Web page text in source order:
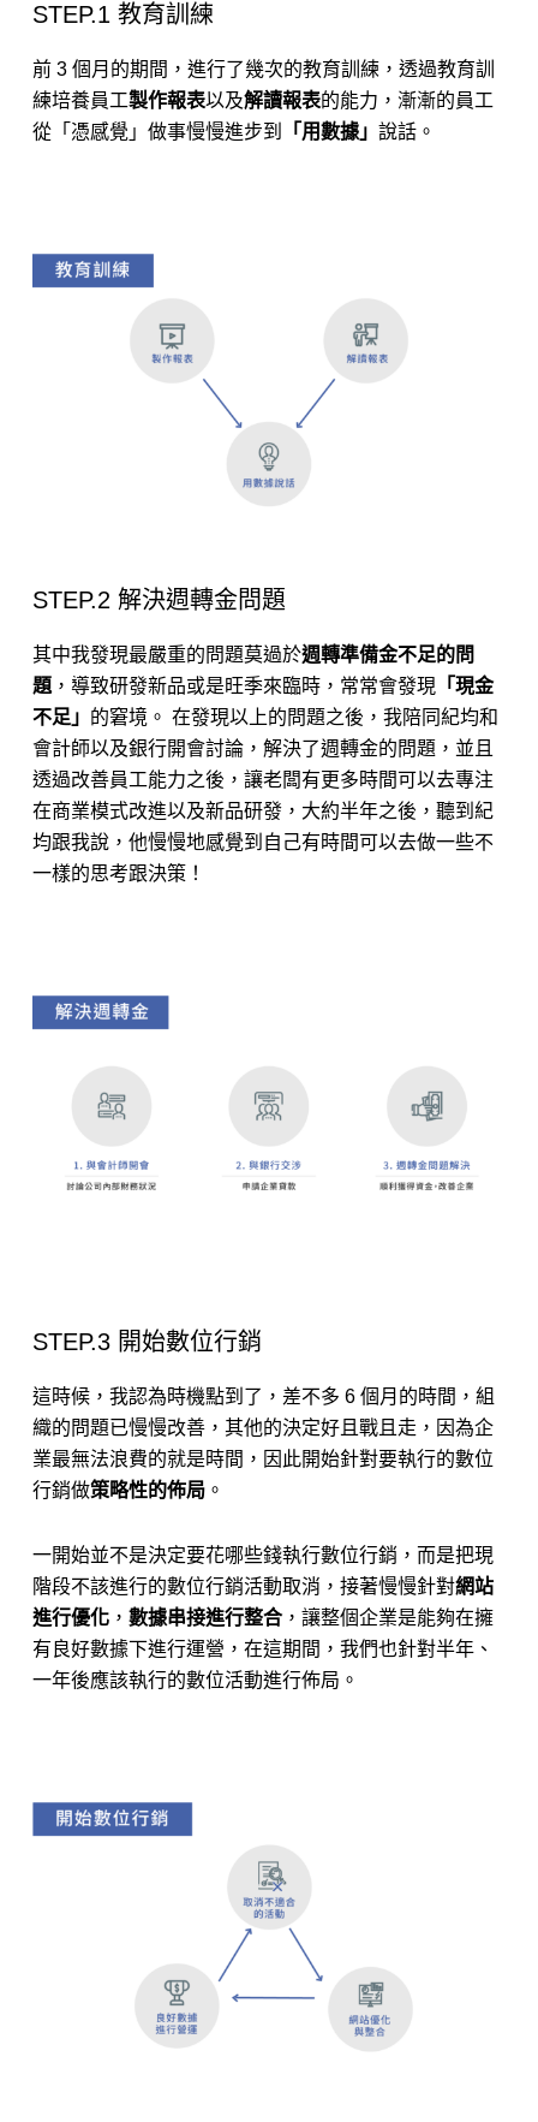
STEP.1 教育訓練
前 3 個月的期間，進行了幾次的教育訓練，透過教育訓
練培養員工製作報表以及解讀報表的能力，漸漸的員工
從「憑感覺」做事慢慢進步到
「用數據」 說話。
STEP.2 解決週轉金問題
其中我發現最嚴重的問題莫過於週轉準備金不足的問
題 ，導致研發新品或是旺季來臨時，常常會發現 「現金
不足」 的窘境。 在發現以上的問題之後，我陪同紀均和
會計師以及銀行開會討論，解決了週轉金的問題，並且
透過改善員工能力之後，讓老闆有更多時間可以去專注
在商業模式改進以及新品研發，大約半年之後，聽到紀
均跟我說，他慢慢地感覺到自己有時間可以去做一些不
一樣的思考跟決策！
STEP.3 開始數位行銷
這時候，我認為時機點到了，差不多 6 個月的時間，組
織的問題已慢慢改善，其他的決定好且戰且走，因為企
業最無法浪費的就是時間，因此開始針對要執行的數位
行銷做策略性的佈局 。
一開始並不是決定要花哪些錢執行數位行銷，而是把現
階段不該進行的數位行銷活動取消，接著慢慢針對網站
進行優化 ， 數據串接進行整合 ，讓整個企業是能夠在擁
有良好數據下進行運營，在這期間，我們也針對半年、
一年後應該執行的數位活動進行佈局。